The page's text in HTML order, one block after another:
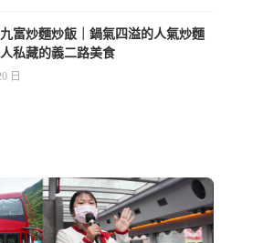
富炒麵炒飯｜鍋氣四溢的人氣炒麵
私藏的義二路美食
日